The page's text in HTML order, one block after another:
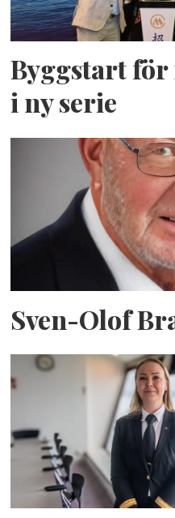
Byggstart
i ny serie
Sven-Olof